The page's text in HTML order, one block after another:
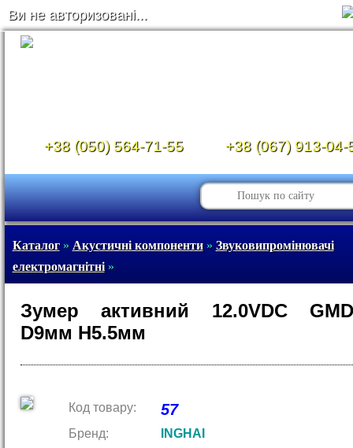
Ви не авторизовані...
+38 (050) 564-71-55 +38 (067) 913-04-
Каталог» Акустичні компоненти» Звуковипромінювачі
електромагнітні»
Зумер активний 12.0VDC
D9мм H5.5мм
Код товару: 57
Бренд: INGHAI